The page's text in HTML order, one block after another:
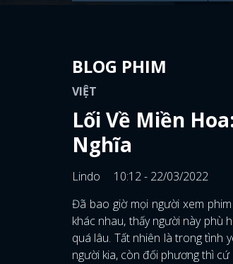
BLOG PHIM
VIỆT
Lối Về Miền
Nghĩa
Lindo
10:12 - 22/03/2022
Đã bao giờ mọi người xem
khác nhau, thấy người này phù
quá lâu. Tất nhiên là trong tình
người kia, còn đối phương thì